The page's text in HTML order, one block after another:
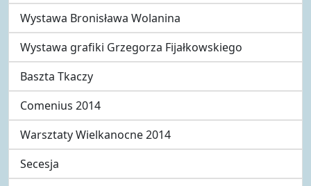
Wystawa Bronisława Wolanina
Wystawa grafiki Grzegorza Fijałkowskiego
Baszta Tkaczy
Comenius 2014
Warsztaty Wielkanocne 2014
Secesja